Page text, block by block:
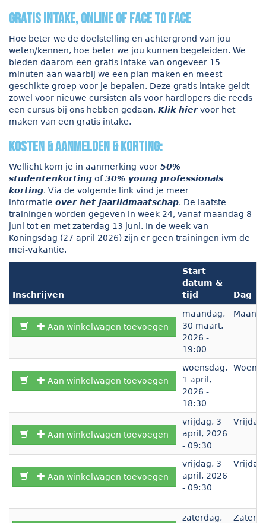
gratis intake, online of face to face
Hoe beter we de doelstelling en achtergrond van jou
weten/kennen, hoe beter we jou kunnen begeleiden. We
bieden daarom een gratis intake van ongeveer 15
minuten aan waarbij we een plan maken en meest
geschikte groep voor je bepalen. Deze gratis intake geldt
zowel voor nieuwe cursisten als voor hardlopers die reeds
een cursus bij ons hebben gedaan. Klik hiervoor het
maken van een gratis intake.
kosten & aanmelden & korting:
Wellicht kom je in aanmerking voor 50%
studentenkorting of30% young professionals
korting. Via de volgende link vind je meer
informatie over het jaarlidmaatschap. De laatste
trainingen worden gegeven in week 24, vanaf maandag 8
juni tot en met zaterdag 13 juni. In de week van
Koningsdag (27 april 2026) zijn er geen trainingen ivm de
mei-vakantie.
Inschrijven
Start
datum &
tijd
Dag
Aan winkelwagen toevoegen
maandag,
30 maart,
2026 -
19:00
Aan winkelwagen toevoegen
woensdag,
1 april,
2026 -
18:30
Aan winkelwagen toevoegen
vrijdag, 3
april, 2026
- 09:30
Vrijdag
Aan winkelwagen toevoegen
vrijdag, 3
april, 2026
- 09:30
Vrijdag
zaterdag,